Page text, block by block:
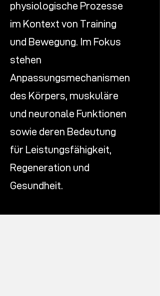
physiologische Prozesse
im Kontext von Training
und Bewegung. Im Fokus
stehen
Anpassungsmechanismen
des Körpers, muskuläre
und neuronale Funktionen
sowie deren Bedeutung
für Leistungsfähigkeit,
Regeneration und
Gesundheit.